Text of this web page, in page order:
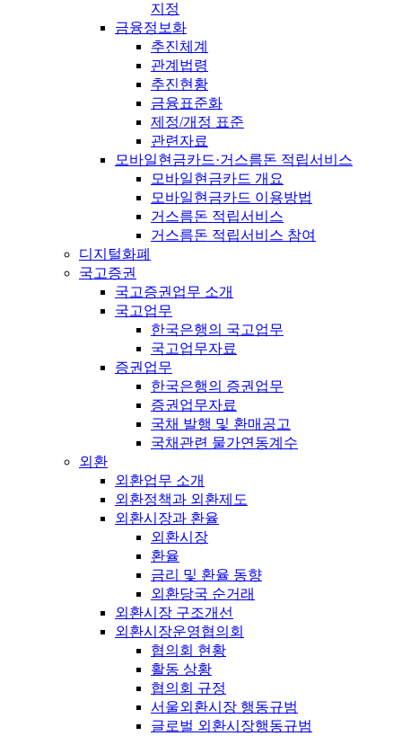
지정
금융정보화
추진체계
관계법령
추진현황
금융표준화
제정/개정 표준
관련자료
모바일현금카드·거스름돈 적립서비스
모바일현금카드 개요
모바일현금카드 이용방법
거스름돈 적립서비스
거스름돈 적립서비스 참여
디지털화폐
국고증권
국고증권업무 소개
국고업무
한국은행의 국고업무
국고업무자료
증권업무
한국은행의 증권업무
증권업무자료
국채 발행 및 환매공고
국채관련 물가연동계수
외환
외환업무 소개
외환정책과 외환제도
외환시장과 환율
외환시장
환율
금리 및 환율 동향
외환당국 순거래
외환시장 구조개선
외환시장운영협의회
협의회 현황
활동 상황
협의회 규정
서울외환시장 행동규범
글로벌 외환시장행동규범